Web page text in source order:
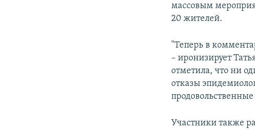
массовым
20 жителей.
"Теперь в
– иронизирует
отметила, что ни
отказы
Участники также